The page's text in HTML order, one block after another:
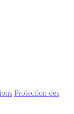
Protection des